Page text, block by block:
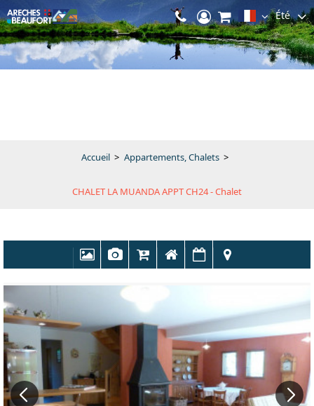
Été
Accueil > Appartements, Chalets >
CHALET LA MUANDA APPT CH24 - Chalet